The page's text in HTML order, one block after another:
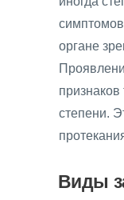
органе
степени.
Виды